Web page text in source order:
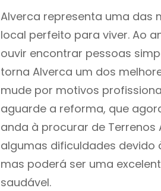
Alverca representa uma das
local perfeito para viver. Ao
ouvir encontrar pessoas
torna Alverca um dos
mude por motivos
aguarde a reforma, que
anda à procurar de Terrenos
algumas dificuldades
mas poderá ser uma
saudável.